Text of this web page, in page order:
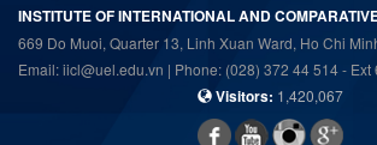
INSTITUTE OF INTERNATIONAL AND
669 Do Muoi, Quarter 13, Linh Xuan Ward, Ho Chi
Email: iicl@uel.edu.vn | Phone: (028) 372 44 514 - Ext
Visitors: 1,420,067